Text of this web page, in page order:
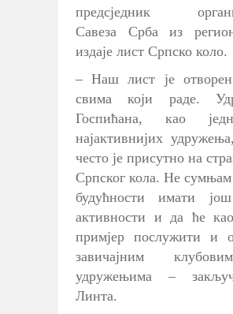
предсједник
Савеза Срба из
издаје лист Српско коло.
– Наш лист је
свима који раде.
Госпићана, као
најактивнијих
често је присутно на
Српског кола. Не
будућности имати
активности и да ће
примјер послужити и
завичајним
удружењима –
Линта.